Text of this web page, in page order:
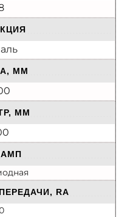
ММ
ММ
RA